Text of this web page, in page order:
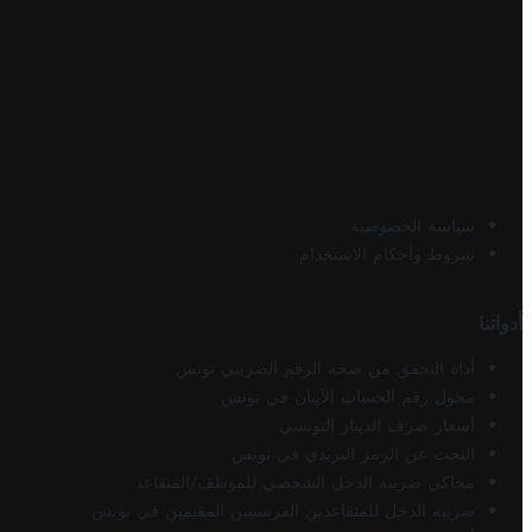
سياسة الخصوصية
شروط وأحكام الاستخدام
أدواتنا
أداة التحقق من صحة الرقم الضريبي تونس
محول رقم الحساب الآيبان في تونس
أسعار صرف الدينار التونسي
البحث عن الرمز البريدي في تونس
محاكي ضريبة الدخل الشخصي للموظف/المتقاعد
ضريبة الدخل للمتقاعدين الفرنسيين المقيمين في تونس